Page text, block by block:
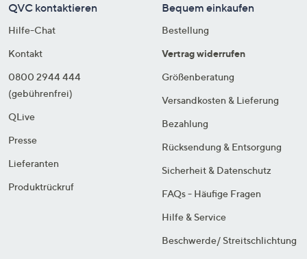
QVC kontaktieren
Hilfe-Chat
Kontakt
0800 2944 444
(gebührenfrei)
QLive
Presse
Lieferanten
Produktrückruf
Bequem einkaufen
Bestellung
Vertrag widerrufen
Größenberatung
Versandkosten & Lieferung
Bezahlung
Rücksendung & Entsorgung
Sicherheit & Datenschutz
FAQs - Häufige Fragen
Hilfe & Service
Beschwerde/ Streitschlichtung